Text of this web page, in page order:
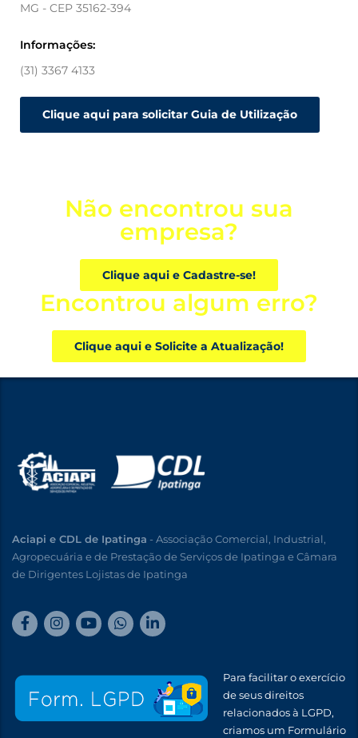
MG - CEP 35162-394
Informações:
(31) 3367 4133
Clique aqui para solicitar Guia de Utilização
Não encontrou sua
empresa?
Clique aqui e Cadastre-se!
Encontrou algum erro?
Clique aqui e Solicite a Atualização!
Aciapi e CDL de Ipatinga - Associação Comercial, Industrial,
Agropecuária e de Prestação de Serviços de Ipatinga e Câmara
de Dirigentes Lojistas de Ipatinga
Para facilitar o exercício
de seus direitos
relacionados à LGPD,
criamos um Formulário